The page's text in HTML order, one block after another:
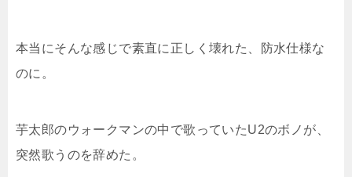
本当にそんな感じで素直に正しく壊れた、防水仕様な
のに。
芋太郎のウォークマンの中で歌っていたU2のボノが、
突然歌うのを辞めた。